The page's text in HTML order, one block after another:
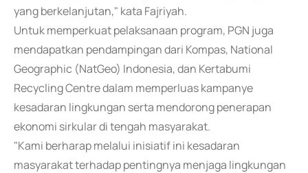
yang berkelanjutan," kata Fajriyah.
Untuk memperkuat pelaksanaan program, PGN juga
mendapatkan pendampingan dari Kompas, National
Geographic (NatGeo) Indonesia, dan Kertabumi
Recycling Centre dalam memperluas kampanye
kesadaran lingkungan serta mendorong penerapan
ekonomi sirkular di tengah masyarakat.
"Kami berharap melalui inisiatif ini kesadaran
masyarakat terhadap pentingnya menjaga lingkungan